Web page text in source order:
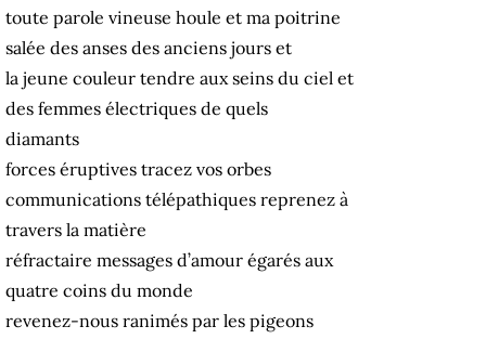
toute parole vineuse houle et ma poitrine
salée des anses des anciens jours et
la jeune couleur tendre aux seins du ciel et
des femmes électriques de quels
diamants
forces éruptives tracez vos orbes
communications télépathiques reprenez à
travers la matière
réfractaire messages d’amour égarés aux
quatre coins du monde
revenez-nous ranimés par les pigeons